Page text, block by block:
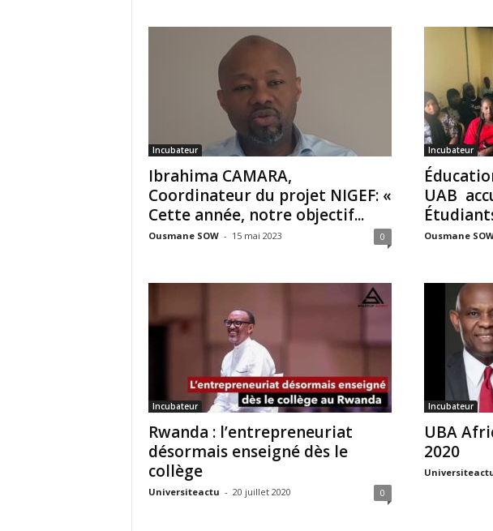
Incubateur
Ibrahima CAMARA,
Coordinateur du projet NIGEF: «
Cette année, notre objectif...
Ousmane SOW - 15 mai 2023 0
Incubateur
UAB
Ousmane
Incubateur
Rwanda : l’entrepreneuriat
désormais enseigné dès le
collège
Universiteactu - 20 juillet 2020 0
Incubateur
UBA
2020